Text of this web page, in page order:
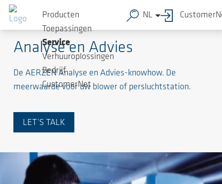
Een wereld van service door AERZEN
Analyse en Advies
De AERZEN Analyse en Advies-knowhow. De
meerwaarde voor uw blower of persluchtstation.
LET’S TALK
Producten
Toepassingen
Service
Verhuuroplossingen
Bedrijf
CustomerNet
NL